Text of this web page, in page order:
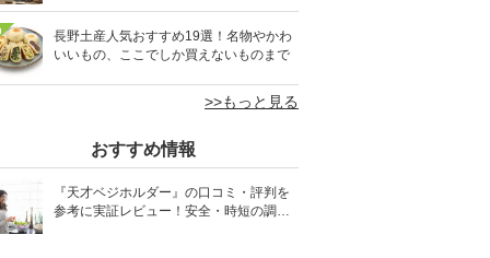
長野土産人気おすすめ19選！名物やかわ
いいもの、ここでしか買えないものまで
>>もっと見る
おすすめ情報
『天才ベジホルダー』の口コミ・評判を
参考に実証レビュー！安全・時短の調理